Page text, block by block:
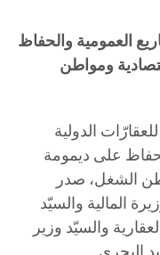
العمومية والحفاظ
ومواطن
الدولية
على ديمومة
الشغل، صدر
المالية والسيّد
والسيّد وزير